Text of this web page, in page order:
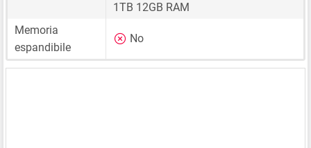
1TB 12GB RAM
Memoria
espandibile
No